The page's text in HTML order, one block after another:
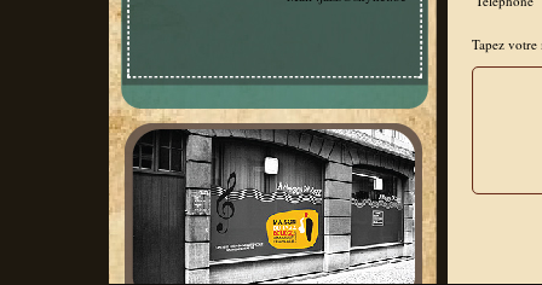
Tapez votre